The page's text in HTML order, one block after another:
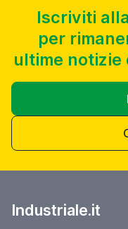
Iscriviti
per
ultime notizie
Industriale.it